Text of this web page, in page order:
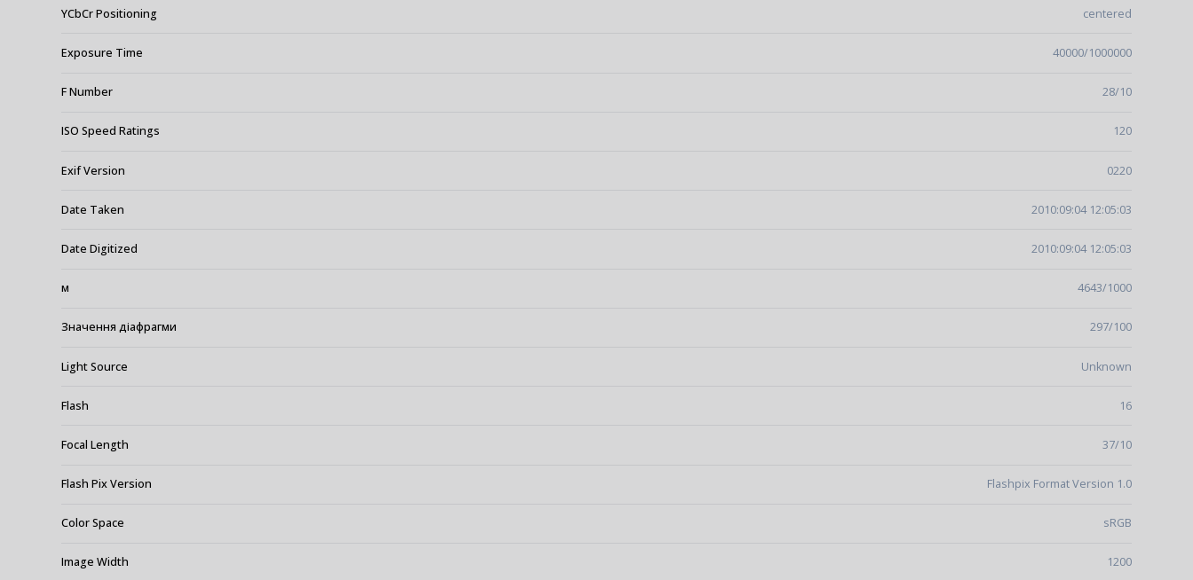
YCbCr Positioning centered
Exposure Time 40000/1000000
F Number 28/10
ISO Speed Ratings 120
Exif Version 0220
Date Taken 2010:09:04 12:05:03
Date Digitized 2010:09:04 12:05:03
м 4643/1000
Значення діафрагми 297/100
Light Source Unknown
Flash 16
Focal Length 37/10
Flash Pix Version Flashpix Format Version 1.0
Color Space sRGB
Image Width 1200